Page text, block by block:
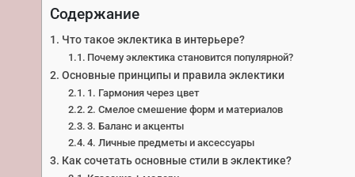
Содержание
Что такое эклектика в интерьере?
Почему эклектика становится популярной?
Основные принципы и правила эклектики
1. Гармония через цвет
2. Смелое смешение форм и материалов
3. Баланс и акценты
4. Личные предметы и аксессуары
Как сочетать основные стили в эклектике?